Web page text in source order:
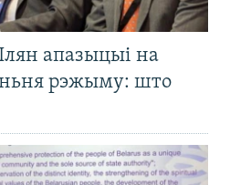
апазыцыі на
рэжыму: што